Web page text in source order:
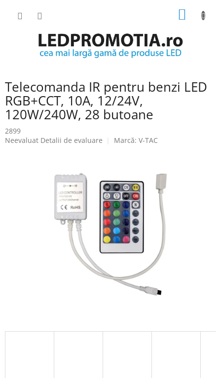
COŞ
Telecomanda IR pentru benzi LED
RGB+CCT, 10A, 12/24V,
120W/240W, 28 butoane
2899
Evaluarea
Neevaluat Detalii de evaluare Marcă: V-TAC